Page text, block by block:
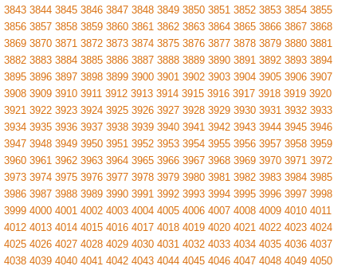
3843 3844 3845 3846 3847 3848 3849 3850 3851 3852 3853 3854 3855
3856 3857 3858 3859 3860 3861 3862 3863 3864 3865 3866 3867 3868
3869 3870 3871 3872 3873 3874 3875 3876 3877 3878 3879 3880 3881
3882 3883 3884 3885 3886 3887 3888 3889 3890 3891 3892 3893 3894
3895 3896 3897 3898 3899 3900 3901 3902 3903 3904 3905 3906 3907
3908 3909 3910 3911 3912 3913 3914 3915 3916 3917 3918 3919 3920
3921 3922 3923 3924 3925 3926 3927 3928 3929 3930 3931 3932 3933
3934 3935 3936 3937 3938 3939 3940 3941 3942 3943 3944 3945 3946
3947 3948 3949 3950 3951 3952 3953 3954 3955 3956 3957 3958 3959
3960 3961 3962 3963 3964 3965 3966 3967 3968 3969 3970 3971 3972
3973 3974 3975 3976 3977 3978 3979 3980 3981 3982 3983 3984 3985
3986 3987 3988 3989 3990 3991 3992 3993 3994 3995 3996 3997 3998
3999 4000 4001 4002 4003 4004 4005 4006 4007 4008 4009 4010 4011
4012 4013 4014 4015 4016 4017 4018 4019 4020 4021 4022 4023 4024
4025 4026 4027 4028 4029 4030 4031 4032 4033 4034 4035 4036 4037
4038 4039 4040 4041 4042 4043 4044 4045 4046 4047 4048 4049 4050